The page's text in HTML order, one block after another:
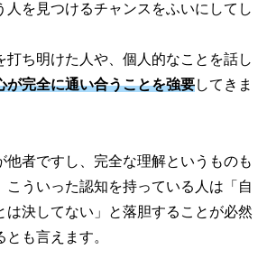
人を見つけるチャンスをふいにしてし
打ち明けた人や、個人的なことを話し
が完全に通い合うことを強要してきま
他者ですし、完全な理解というものも
こういった認知を持っている人は「自
は決してない」と落胆することが必然
も言えます。